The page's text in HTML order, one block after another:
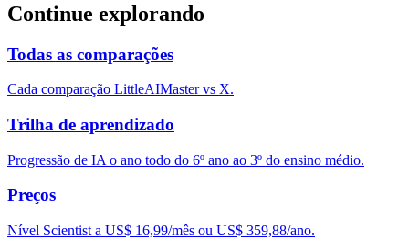
Continue explorando
Todas as comparações
Cada comparação LittleAIMaster vs X.
Trilha de aprendizado
Progressão de IA o ano todo do 6º ano ao 3º do ensino médio.
Preços
Nível Scientist a US$ 16,99/mês ou US$ 359,88/ano.